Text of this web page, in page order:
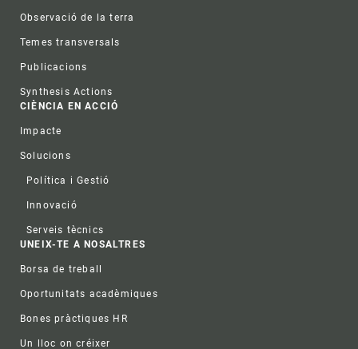
Observació de la terra
Temes transversals
Publicacions
Synthesis Actions
CIÈNCIA EN ACCIÓ
Impacte
Solucions
Política i Gestió
Innovació
Serveis tècnics
UNEIX-TE A NOSALTRES
Borsa de treball
Oportunitats acadèmiques
Bones pràctiques HR
Un lloc on créixer